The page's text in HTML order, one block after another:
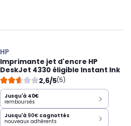
HP
Imprimante jet d'encre HP
DeskJet 4330 éligible Instant Ink
2,6/5(5)
Jusqu'à 40€
remboursés
Jusqu'à 90€ cagnottés
nouveaux adhérents